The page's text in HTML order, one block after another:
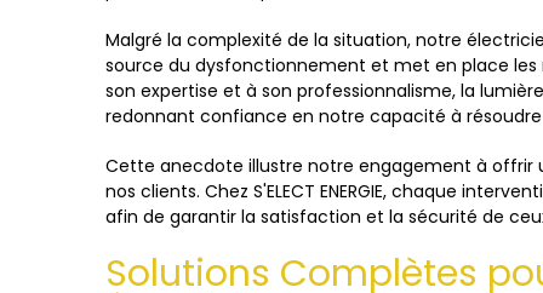
Malgré la complexité de la situation, notre
source du dysfonctionnement et met en place les
son expertise et à son professionnalisme, la
redonnant confiance en notre capacité à
Cette anecdote illustre notre engagement à offrir
nos clients. Chez S'ELECT ENERGIE, chaque
afin de garantir la satisfaction et la sécurité de
Solutions Complètes